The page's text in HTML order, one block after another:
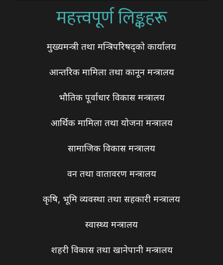
महत्त्वपूर्ण लिङ्कहरू
मुख्यमन्त्री तथा मन्त्रिपरिषद्को कार्यालय
आन्तरिक मामिला तथा कानून मन्त्रालय
भौतिक पूर्वाधार विकास मन्त्रालय
आर्थिक मामिला तथा योजना मन्त्रालय
सामाजिक विकास मन्त्रालय
वन तथा वातावरण मन्त्रालय
कृषि, भूमि व्यवस्था तथा सहकारी मन्त्रालय
स्वास्थ्य मन्त्रालय
शहरी विकास तथा खानेपानी मन्त्रालय